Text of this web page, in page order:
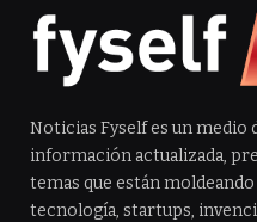
Noticias Fyself es un medio
información actualizada,
temas que están
tecnología, startups,